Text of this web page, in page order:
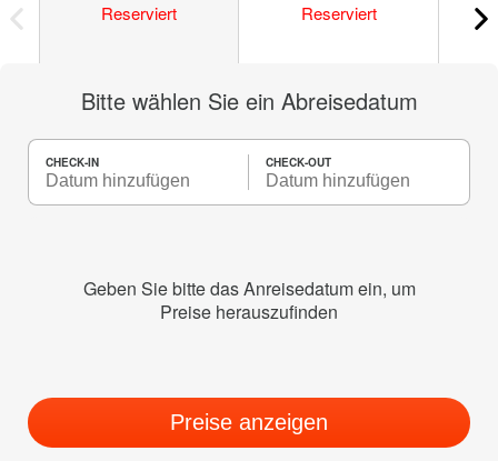
Reserviert
Reserviert
Bitte wählen Sie ein Abreisedatum
CHECK-IN CHECK-OUT
Geben Sie bitte das Anreisedatum ein, um
Preise herauszufinden
Preise anzeigen